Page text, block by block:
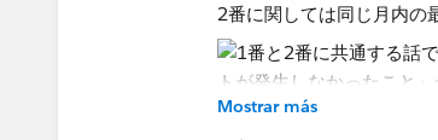
2番に関しては同じ月内の
Mostrar más